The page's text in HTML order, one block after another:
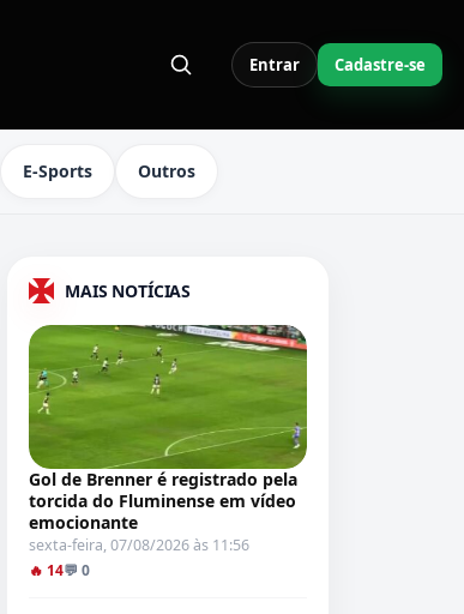
MENU Entrar Cadastre-se
E-Sports Outros
MAIS NOTÍCIAS
Gol de Brenner é registrado pela
torcida do Fluminense em vídeo
emocionante
sexta-feira, 07/08/2026 às 11:56
🔥 14💬 0